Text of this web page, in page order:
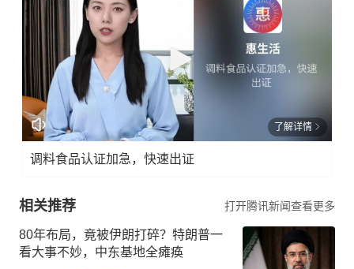
了解详情
调料食品认证加急，快速出证
相关推荐 打开腾讯新闻查看更多
80年布局，竟被伊朗打碎？特朗普一
看大事不妙，中东基地全瘫痪